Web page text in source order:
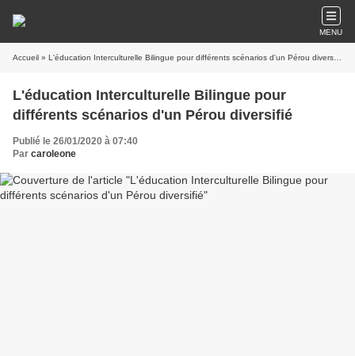
MENU
Accueil » L'éducation Interculturelle Bilingue pour différents scénarios d'un Pérou diversifié
L'éducation Interculturelle Bilingue pour
différents scénarios d'un Pérou diversifié
Publié le 26/01/2020 à 07:40
Par caroleone